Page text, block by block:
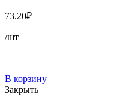
73.20₽
/шт
В корзину
Закрыть